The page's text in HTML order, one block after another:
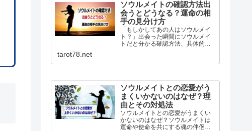
ソウルメイトの確認方法出
会うとどうなる？運命の相
手の見分け方
「もしかしてあの人はソウルメイ
ト？」出会った瞬間にソウルメイ
トだと分かる確認方法、具体的な
などを詳しく説明しています。目
身が一番分よく判っています。
tarot78.net
ソウルメイトとの恋愛がう
まくいかないのはなぜ？理
由とその対処法
ソウルメイトとの恋愛がうまくい
かないのはなぜ？ソウルメイトは
運命や使命を共にする魂の伴侶。